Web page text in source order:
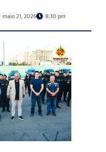
maio 21, 2026 8:30 pm